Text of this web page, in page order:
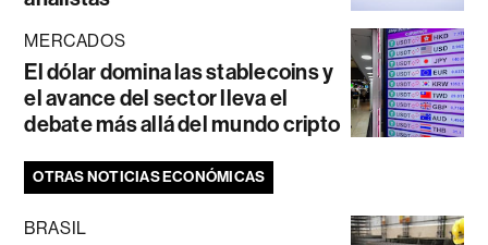
MERCADOS
El dólar domina las stablecoins y
el avance del sector lleva el
debate más allá del mundo cripto
OTRAS NOTICIAS ECONÓMICAS
BRASIL